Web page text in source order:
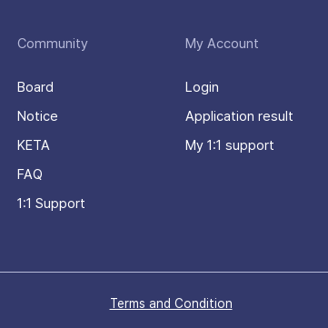
Community
Board
Notice
KETA
FAQ
1:1 Support
My Account
Login
Application result
My 1:1 support
Terms and Condition